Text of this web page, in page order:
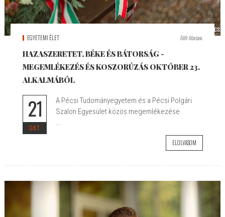
EGYETEMI ÉLET Tóth Mariann
HAZASZERETET, BÉKE ÉS BÁTORSÁG -
MEGEMLÉKEZÉS ÉS KOSZORÚZÁS OKTÓBER 23.
ALKALMÁBÓL
21
OKT
A Pécsi Tudományegyetem és a Pécsi Polgári
Szalon Egyesület közös megemlékezése
...
ELOLVASOM